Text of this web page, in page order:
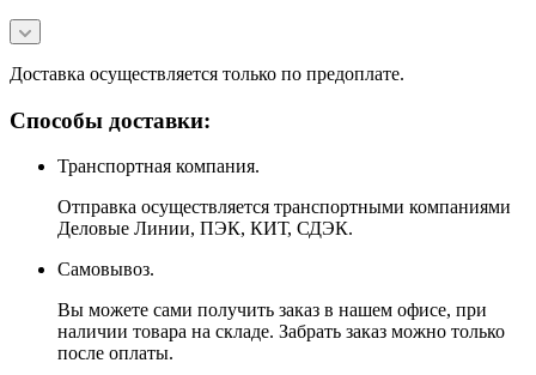
Доставка осуществляется только по предоплате.
Способы доставки:
Транспортная компания.
Отправка осуществляется транспортными компаниями
Деловые Линии, ПЭК, КИТ, СДЭК.
Самовывоз.
Вы можете сами получить заказ в нашем офисе, при
наличии товара на складе. Забрать заказ можно только
после оплаты.